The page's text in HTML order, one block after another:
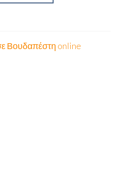
Βουδαπέστη online